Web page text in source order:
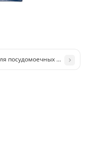
посудомоечных машин -